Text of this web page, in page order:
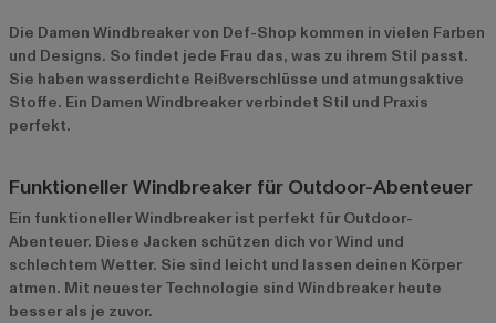
Die Damen Windbreaker von Def-Shop kommen in vielen Farben
und Designs. So findet jede Frau das, was zu ihrem Stil passt.
Sie haben wasserdichte Reißverschlüsse und atmungsaktive
Stoffe. Ein Damen Windbreaker verbindet Stil und Praxis
perfekt.
Funktioneller Windbreaker für Outdoor-Abenteuer
Ein funktioneller Windbreaker ist perfekt für Outdoor-
Abenteuer. Diese Jacken schützen dich vor Wind und
schlechtem Wetter. Sie sind leicht und lassen deinen Körper
atmen. Mit neuester Technologie sind Windbreaker heute
besser als je zuvor.